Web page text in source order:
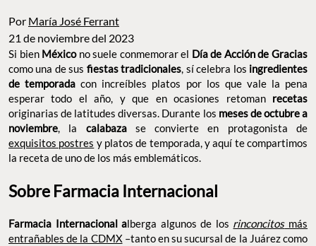
Por María José Ferrant
21 de noviembre del 2023
Si bien Méxicono suele conmemorar el Día de Acción de Gracias
como una de sus fiestas tradicionales, sí celebra los ingredientes
de temporada con increíbles platos por los que vale la pena
esperar todo el año, y que en ocasiones retoman recetas
originarias de latitudes diversas. Durante los meses de octubre a
noviembre, la calabazase convierte en protagonista de
exquisitos postres y platos de temporada, y aquí te compartimos
la receta de uno de los más emblemáticos.
Sobre Farmacia Internacional
Farmacia Internacional alberga algunos de los rinconcitosmás
entrañables de la CDMX–tanto en su sucursal de la Juárez como